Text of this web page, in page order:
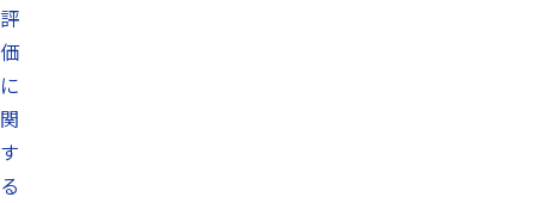
評
価
に
関
す
る